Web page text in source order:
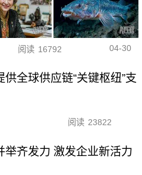
阅读 16792 04-30
供全球供应链“关键枢纽”支
阅读 23822
举齐发力 激发企业新活力